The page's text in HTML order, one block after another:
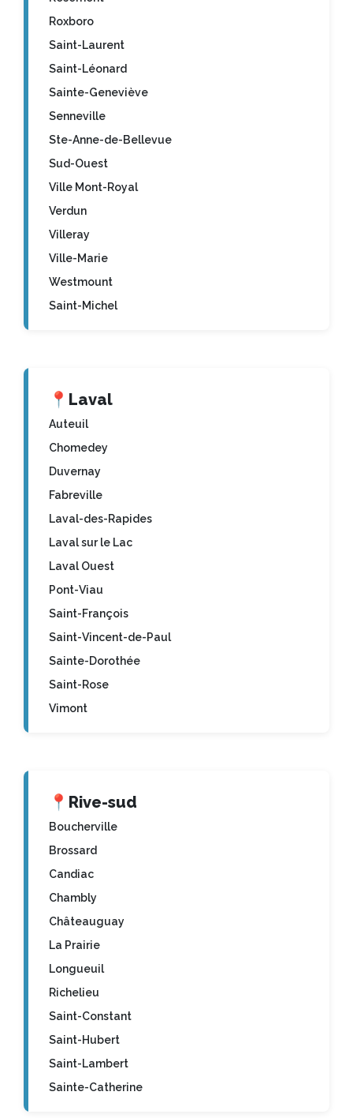
Roxboro
Saint-Laurent
Saint-Léonard
Sainte-Geneviève
Senneville
Ste-Anne-de-Bellevue
Sud-Ouest
Ville Mont-Royal
Verdun
Villeray
Ville-Marie
Westmount
Saint-Michel
📍 Laval
Auteuil
Chomedey
Duvernay
Fabreville
Laval-des-Rapides
Laval sur le Lac
Laval Ouest
Pont-Viau
Saint-François
Saint-Vincent-de-Paul
Sainte-Dorothée
Saint-Rose
Vimont
📍 Rive-sud
Boucherville
Brossard
Candiac
Chambly
Châteauguay
La Prairie
Longueuil
Richelieu
Saint-Constant
Saint-Hubert
Saint-Lambert
Sainte-Catherine